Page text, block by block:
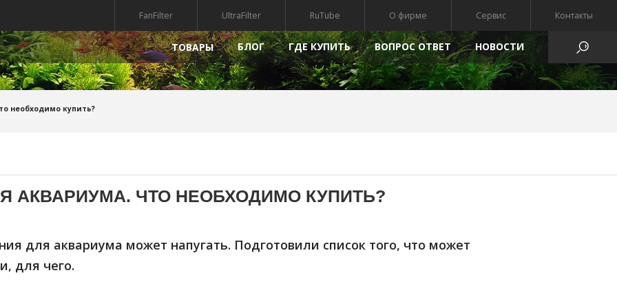
FanFilter UltraFilter RuTube О фирме Сервис Контакты
ТОВАРЫ
НАПОЛНИТЕЛИ
КРЫШКИ ДЛЯ АКВАРИУМА
ПРЕПАРАТЫ
БЛОГ ГДЕ КУПИТЬ ВОПРОС ОТВЕТ HОВОСТИ
необходимо купить?
АКВАРИУМА. ЧТО НЕОБХОДИМО КУПИТЬ?
для аквариума может напугать. Подготовили список того, что может
для чего.